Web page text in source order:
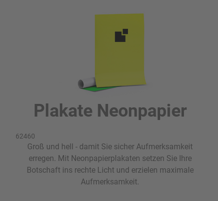
Plakate Neonpapier
62460
Groß und hell - damit Sie sicher Aufmerksamkeit
erregen. Mit Neonpapierplakaten setzen Sie Ihre
Botschaft ins rechte Licht und erzielen maximale
Aufmerksamkeit.